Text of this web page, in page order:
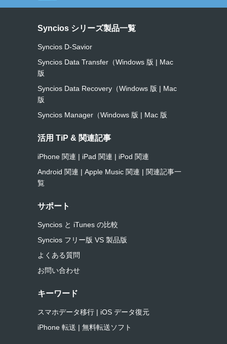
Syncios シリーズ製品一覧
Syncios D-Savior
Syncios Data Transfer（Windows 版 | Mac
版
Syncios Data Recovery（Windows 版 | Mac
版
Syncios Manager（Windows 版 | Mac 版
活用 TiP & 関連記事
iPhone 関連 | iPad 関連 | iPod 関連
Android 関連 | Apple Music 関連 | 関連記事一
覧
サポート
Syncios と iTunes の比較
Syncios フリー版 VS 製品版
よくある質問
お問い合わせ
キーワード
スマホデータ移行 | iOS データ復元
iPhone 転送 | 無料転送ソフト